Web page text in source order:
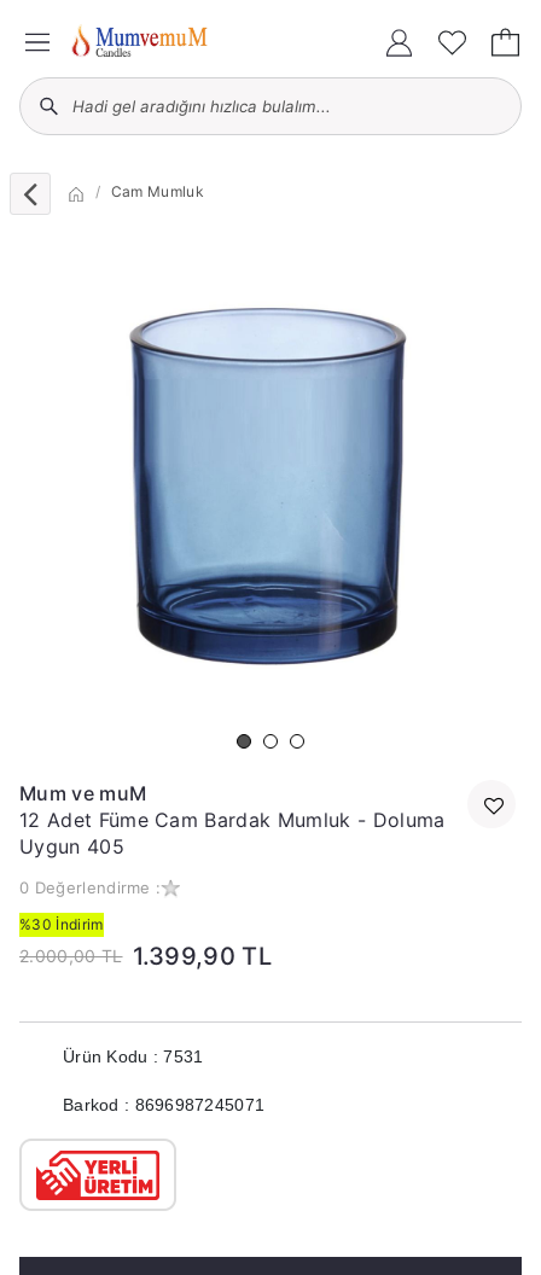
Cam Mumluk
Mum ve muM
12 Adet Füme Cam Bardak Mumluk - Doluma
Uygun 405
0 Değerlendirme :
%30 İndirim
2.000,00 TL 1.399,90 TL
Ürün Kodu : 7531
Barkod : 8696987245071